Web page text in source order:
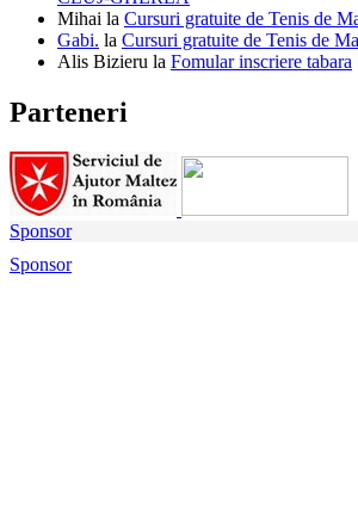
Mihai la Cursuri gratuite de Tenis de
Gabi. la Cursuri gratuite de Tenis de
Alis Bizieru la Fomular inscriere tabara
Parteneri
Sponsor
Sponsor